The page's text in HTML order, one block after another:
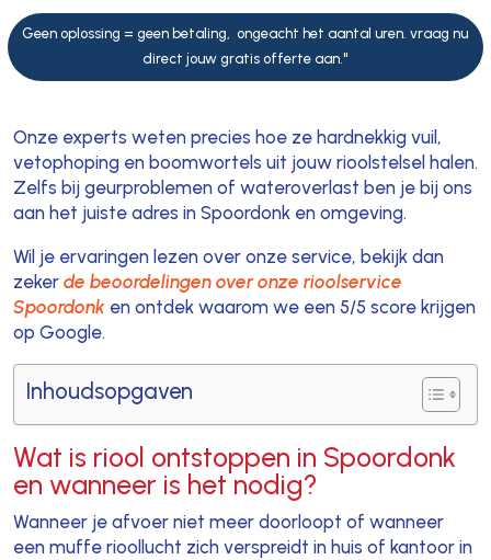
Geen oplossing = geen betaling, ongeacht het aantal uren. vraag nu
direct jouw gratis offerte aan."
Onze experts weten precies hoe ze hardnekkig vuil,
vetophoping en boomwortels uit jouw rioolstelsel halen.
Zelfs bij geurproblemen of wateroverlast ben je bij ons
aan het juiste adres in Spoordonk en omgeving.
Wil je ervaringen lezen over onze service, bekijk dan
zeker de beoordelingen over onze rioolservice
Spoordonken ontdek waarom we een 5/5 score krijgen
op Google.
Inhoudsopgaven
Wat is riool ontstoppen in Spoordonk
en wanneer is het nodig?
Wanneer je afvoer niet meer doorloopt of wanneer
een muffe rioollucht zich verspreidt in huis of kantoor in